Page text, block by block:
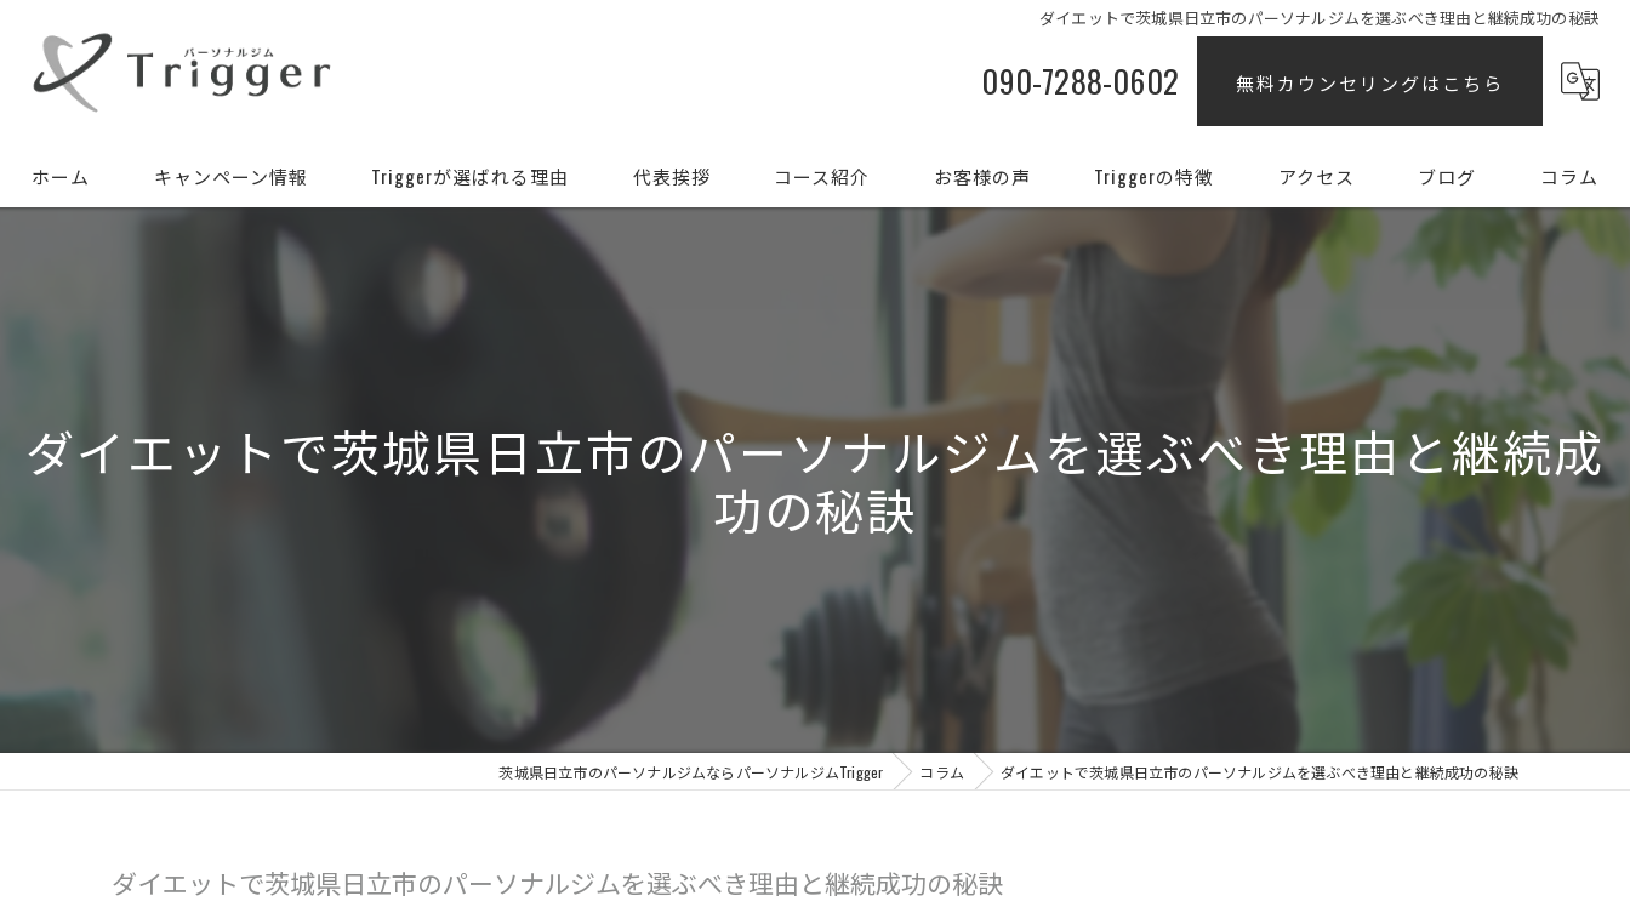
ダイエットで茨城県日立市のパーソナルジムを選ぶべき理由と継続成功の秘訣
090-7288-0602 無料カウンセリングはこちら
ホーム キャンペーン情報 Triggerが選ばれる理由 代表挨拶 コース紹介 お客様の声 Triggerの特徴
ダイエット
初心者
アクセス ブログ コラム
ダイエットで茨城県日立市のパーソナルジムを選ぶべき理由と継続成
功の秘訣
茨城県日立市のパーソナルジムならパーソナルジムTrigger コラム ダイエットで茨城県日立市のパーソナルジムを選ぶべき理由と継続成功の秘訣
ダイエットで茨城県日立市のパーソナルジムを選ぶべき理由と継続成功の秘訣